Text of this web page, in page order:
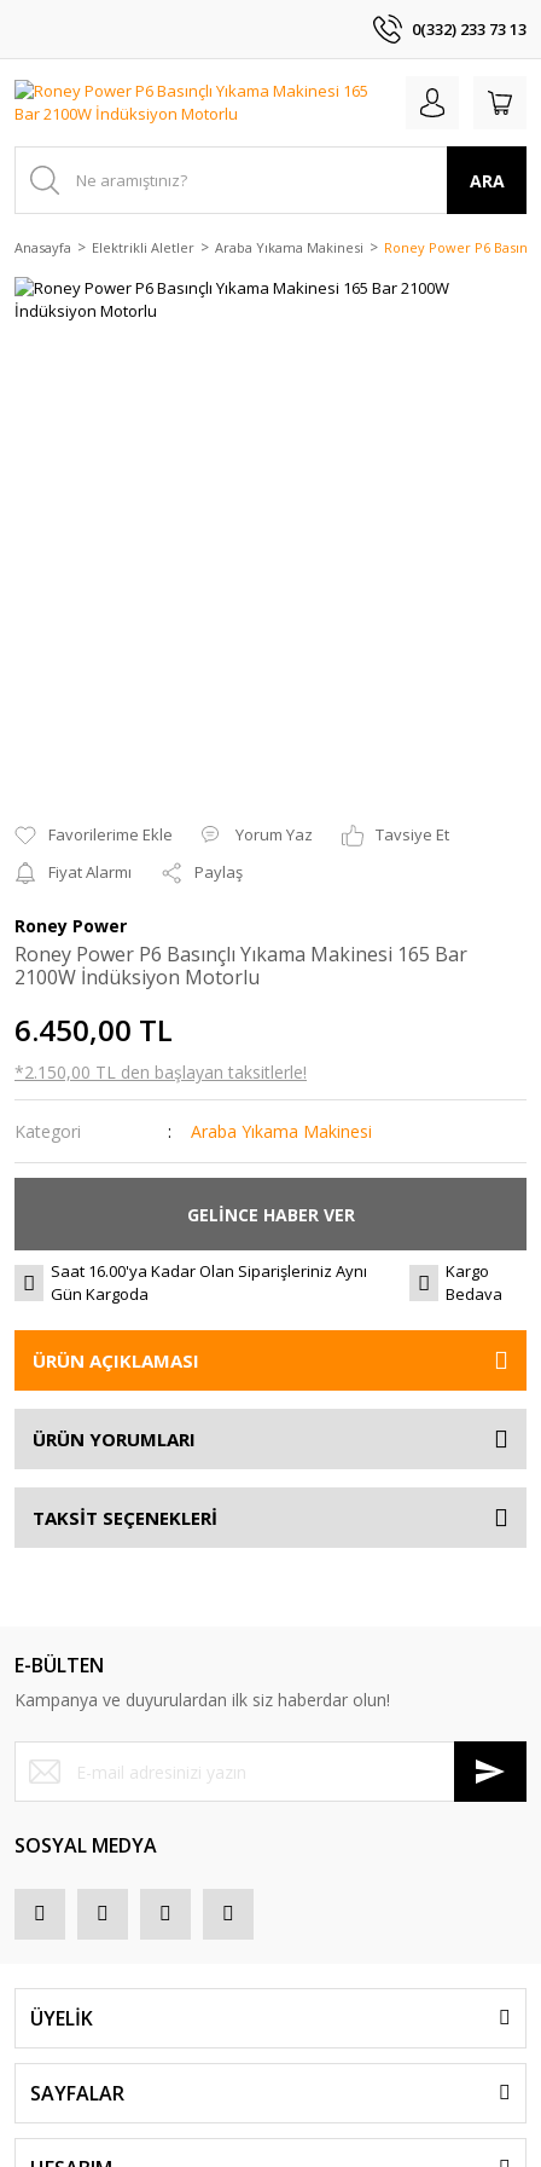
0(332) 233 73 13
ARA
Anasayfa Elektrikli Aletler Araba Yıkama Makinesi Roney Power P6
Yorum Yaz
Tavsiye Et
Fiyat Alarmı
Paylaş
Roney Power
Roney Power P6 Basınçlı Yıkama Makinesi 165 Bar
2100W İndüksiyon Motorlu
6.450,00 TL
*2.150,00 TL den başlayan taksitlerle!
Kategori Araba Yıkama Makinesi
GELİNCE HABER VER
Saat 16.00'ya Kadar Olan Siparişleriniz Aynı
Gün Kargoda
Kargo
Bedava
ÜRÜN AÇIKLAMASI
ÜRÜN YORUMLARI
TAKSİT SEÇENEKLERİ
E-BÜLTEN
Kampanya ve duyurulardan ilk siz haberdar olun!
SOSYAL MEDYA
ÜYELİK
SAYFALAR